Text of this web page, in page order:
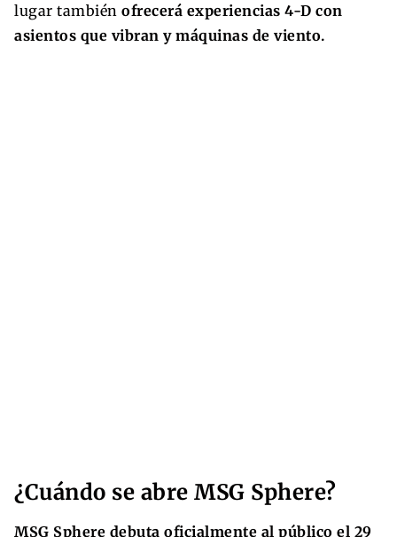
lugar también ofrecerá experiencias 4-D con
asientos que vibran y máquinas de viento.
¿Cuándo se abre MSG Sphere?
MSG Sphere debuta oficialmente al público el 29